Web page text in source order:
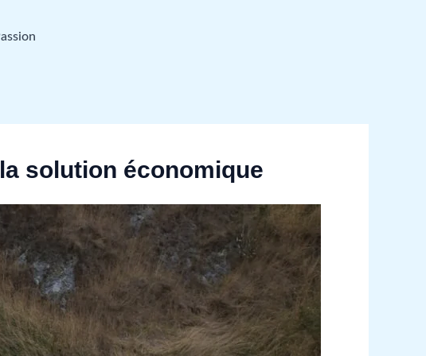
solution économique